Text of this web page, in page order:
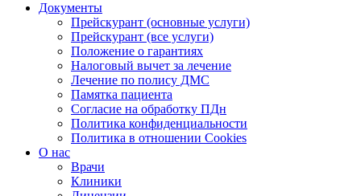
Документы
Прейскурант (основные услуги)
Прейскурант (все услуги)
Положение о гарантиях
Налоговый вычет за лечение
Лечение по полису ДМС
Памятка пациента
Согласие на обработку ПДн
Политика конфиденциальности
Политика в отношении Cookies
О нас
Врачи
Клиники